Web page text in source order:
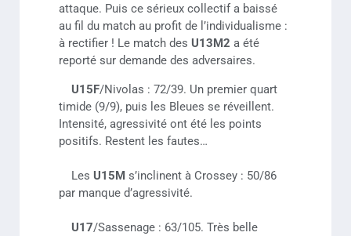
attaque. Puis ce sérieux collectif a baissé
au fil du match au profit de l’individualisme :
à rectifier ! Le match des U13M2 a été
reporté sur demande des adversaires.
U15F/Nivolas : 72/39. Un premier quart
timide (9/9), puis les Bleues se réveillent.
Intensité, agressivité ont été les points
positifs. Restent les fautes…
Les U15M s’inclinent à Crossey : 50/86
par manque d’agressivité.
U17/Sassenage : 63/105. Très belle